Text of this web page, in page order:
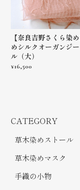
CATEGORY
草木染めストール
草木染めマスク
手織の小物
【奈良吉野さくら染
めシルクオーガンジ
ル（大）
¥16,500